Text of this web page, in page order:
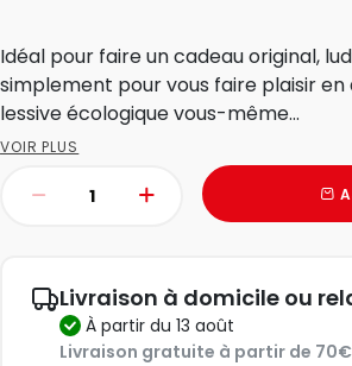
Idéal pour faire un cadeau original,
simplement pour vous faire plaisir
lessive écologique vous-même...
VOIR PLUS
Livraison à domicile ou
à partir du 13 août
Livraison gratuite à partir de